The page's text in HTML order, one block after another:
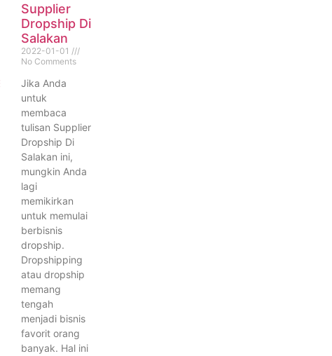
Supplier
Dropship Di
Salakan
2022-01-01
No Comments
Jika Anda
untuk
membaca
tulisan Supplier
Dropship Di
Salakan ini,
mungkin Anda
lagi
memikirkan
untuk memulai
berbisnis
dropship.
Dropshipping
atau dropship
memang
tengah
menjadi bisnis
favorit orang
banyak. Hal ini